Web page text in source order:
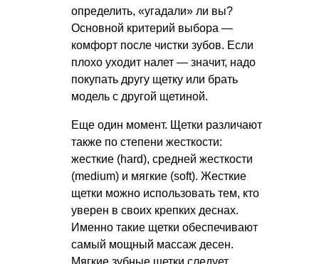
определить, «угадали» ли вы?
Основной критерий выбора —
комфорт после чистки зубов. Если
плохо уходит налет — значит, надо
покупать другу щетку или брать
модель с другой щетиной.
Еще один момент. Щетки различают
также по степени жесткости:
жесткие (hard), средней жесткости
(medium) и мягкие (soft). Жесткие
щетки можно использовать тем, кто
уверен в своих крепких деснах.
Именно такие щетки обеспечивают
самый мощный массаж десен.
Мягкие зубные щетки следует